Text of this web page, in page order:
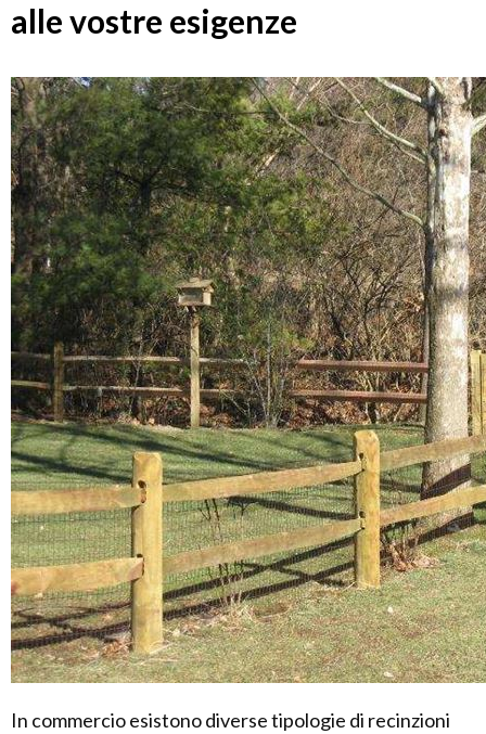
alle vostre esigenze
In commercio esistono diverse tipologie di recinzioni